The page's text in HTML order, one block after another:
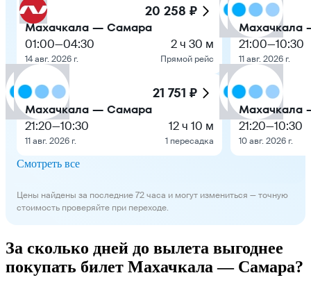
20 258 ₽
Махачкала — Самара
01:00—04:30
14 авг. 2026 г.
2 ч 30 м
Прямой рейс
21 751 ₽
Махачкала — Самара
21:20—10:30
11 авг. 2026 г.
12 ч 10 м
1 пересадка
Махачкала
21:00—10:30
11 авг. 2026 г.
Махачкала
21:20—10:30
10 авг. 2026 г.
Смотреть все
Цены найдены за последние 72 часа и могут измениться — точную
стоимость проверяйте при переходе.
За сколько дней до вылета выгоднее
покупать билет Махачкала — Самара?